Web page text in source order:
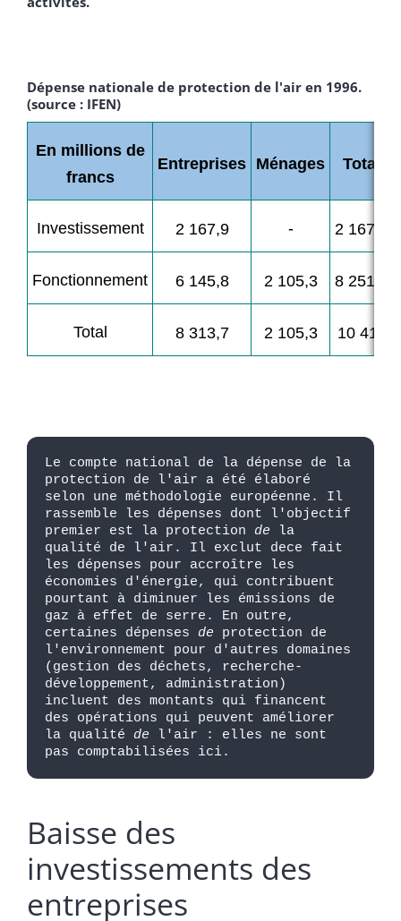
Dépense nationale de protection de l'air en 1996.
(source : IFEN)
En millions de
francs
Entreprises Ménages Total
Investissement 2 167,9 - 2 167,9
Fonctionnement 6 145,8 2 105,3 8 251,1
Total 8 313,7 2 105,3 10 419
Le compte national de la dépense de la
protection de l'air a été élaboré
selon une méthodologie européenne. Il
rassemble les dépenses dont l'objectif
premier est la protection de
la
qualité de l'air. Il exclut dece fait
les dépenses pour accroître les
économies d'énergie, qui contribuent
pourtant à diminuer les émissions de
gaz à effet de serre. En outre,
certaines dépenses de protection de
l'environnement pour d'autres domaines
(gestion des déchets, recherche-
développement, administration)
incluent des montants qui financent
des opérations qui peuvent améliorer
la qualité de
l'air : elles ne sont
pas comptabilisées ici.
Baisse des
investissements des
entreprises